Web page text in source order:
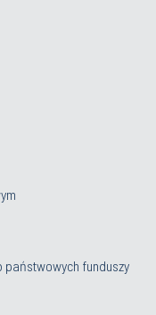
państwowych funduszy